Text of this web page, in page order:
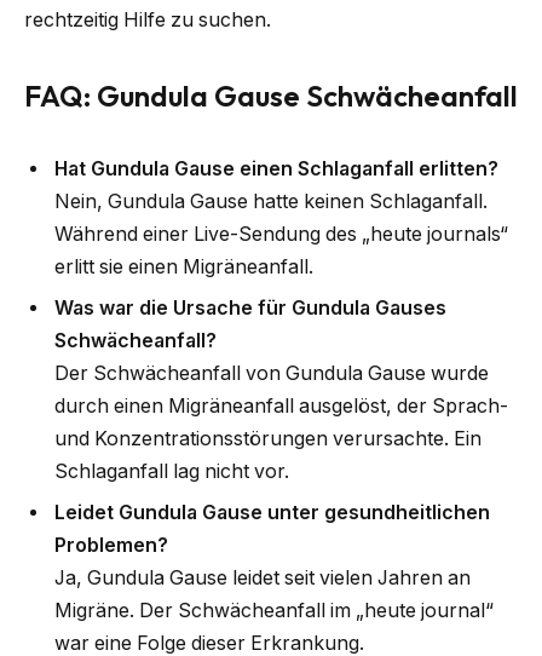
rechtzeitig Hilfe zu suchen.
FAQ: Gundula Gause Schwächeanfall
Hat Gundula Gause einen Schlaganfall erlitten?
Nein, Gundula Gause hatte keinen Schlaganfall.
Während einer Live-Sendung des „heute journals“
erlitt sie einen Migräneanfall.
Was war die Ursache für Gundula Gauses
Schwächeanfall?
Der Schwächeanfall von Gundula Gause wurde
durch einen Migräneanfall ausgelöst, der Sprach-
und Konzentrationsstörungen verursachte. Ein
Schlaganfall lag nicht vor.
Leidet Gundula Gause unter gesundheitlichen
Problemen?
Ja, Gundula Gause leidet seit vielen Jahren an
Migräne. Der Schwächeanfall im „heute journal“
war eine Folge dieser Erkrankung.